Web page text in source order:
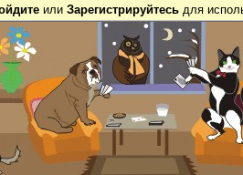
или Зарегистрируйтесь для